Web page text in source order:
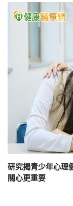
研究揭青少年心理
關心更重要